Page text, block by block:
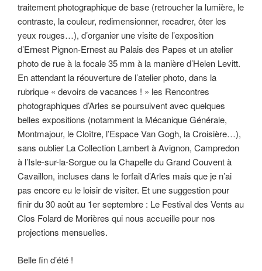
traitement photographique de base (retroucher la lumière, le
contraste, la couleur, redimensionner, recadrer, ôter les
yeux rouges…), d’organier une visite de l’exposition
d’Ernest Pignon-Ernest au Palais des Papes et un atelier
photo de rue à la focale 35 mm à la manière d’Helen Levitt.
En attendant la réouverture de l’atelier photo, dans la
rubrique « devoirs de vacances ! » les Rencontres
photographiques d’Arles se poursuivent avec quelques
belles expositions (notamment la Mécanique Générale,
Montmajour, le Cloître, l’Espace Van Gogh, la Croisière…),
sans oublier La Collection Lambert à Avignon, Campredon
à l’Isle-sur-la-Sorgue ou la Chapelle du Grand Couvent à
Cavaillon, incluses dans le forfait d’Arles mais que je n’ai
pas encore eu le loisir de visiter. Et une suggestion pour
finir du 30 août au 1er septembre : Le Festival des Vents au
Clos Folard de Morières qui nous accueille pour nos
projections mensuelles.
Belle fin d’été !